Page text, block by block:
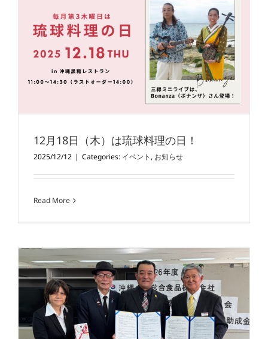
12月18日（木）は琉球料理の日！
2025/12/12 | Categories: イベント, お知らせ
Read More